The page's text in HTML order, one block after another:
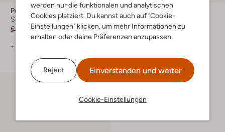
werden nur die funktionalen und analytischen
Cookies platziert. Du kannst auch auf "Cookie-
Einstellungen" klicken, um mehr Informationen zu
erhalten oder deine Präferenzen anzupassen.
Reject Einverstanden und weiter
Cookie-Einstellungen
Polo Ralph Lauren
Sneaker Low
€ 79,99 € 39,99
+ mehr farben
Polo Ralph Lauren
Sneaker Low
€ 84,99 € 50,99